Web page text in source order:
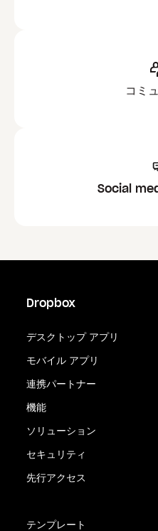
コミ
Social
Dropbox
デスクトップ アプリ
モバイル アプリ
連携パートナー
機能
ソリューション
セキュリティ
先行アクセス
テンプレート